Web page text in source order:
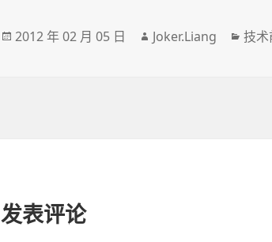
发
2012 年 02 月 05 日
作
Joker.Liang
分
技
发表评论